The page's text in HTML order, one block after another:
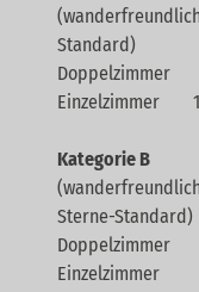
Standard)
Doppelzimmer
Einzelzimmer
Kategorie B
Sterne-Standard)
Doppelzimmer
Einzelzimmer